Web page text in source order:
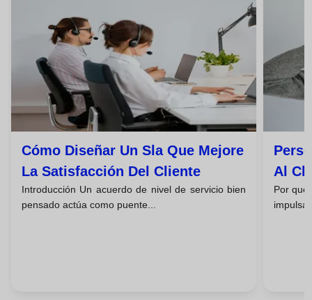
Cómo Diseñar Un Sla Que Mejore
La Satisfacción Del Cliente
Introducción Un acuerdo de nivel de servicio bien
pensado actúa como puente...
Al
Por qué
impulsa